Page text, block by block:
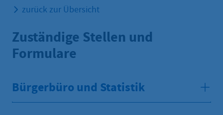
zurück zur Übersicht
Zuständige Stellen und
Formulare
Bürgerbüro und Statistik